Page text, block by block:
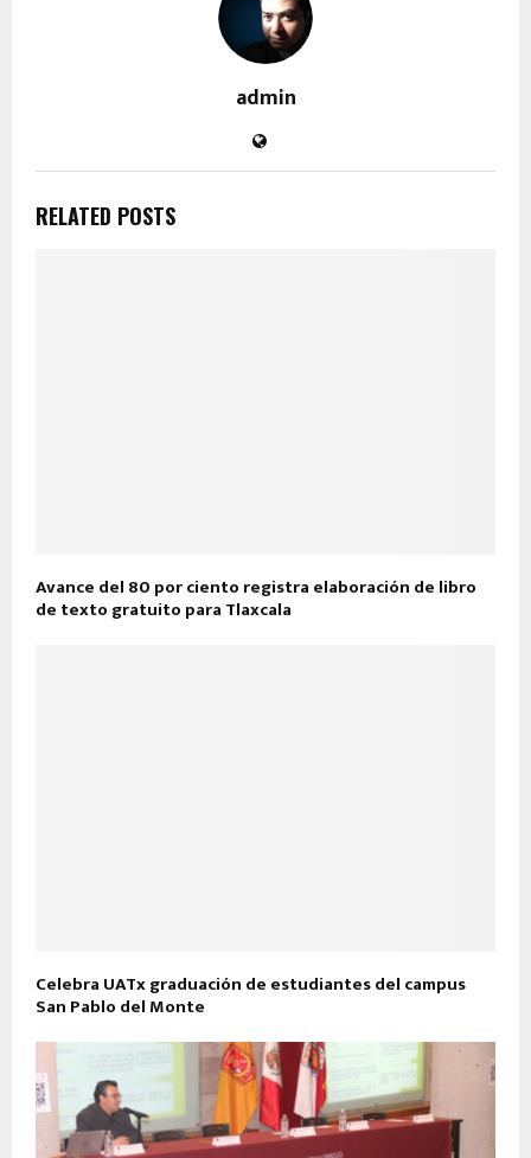
admin
RELATED POSTS
Avance del 80 por ciento registra elaboración de libro
de texto gratuito para Tlaxcala
Celebra UATx graduación de estudiantes del campus
San Pablo del Monte